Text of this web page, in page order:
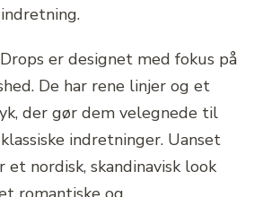
er designet med fokus på
De har rene linjer og et
der gør dem velegnede til
indretninger. Uanset
nordisk, skandinavisk look